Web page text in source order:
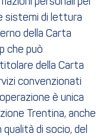
sistemi di lettura
della Carta
che può
della Carta
convenzionati
è unica
Trentina, anche
di socio, del